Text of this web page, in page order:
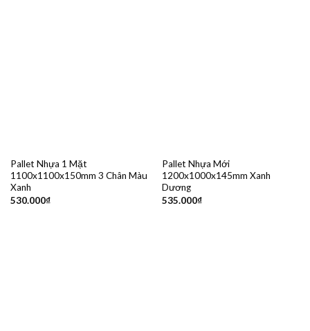
Pallet Nhựa 1 Mặt
1100x1100x150mm 3 Chân Màu
Xanh
530.000₫
Pallet Nhựa Mới
1200x1000x145mm Xanh
Dương
535.000₫